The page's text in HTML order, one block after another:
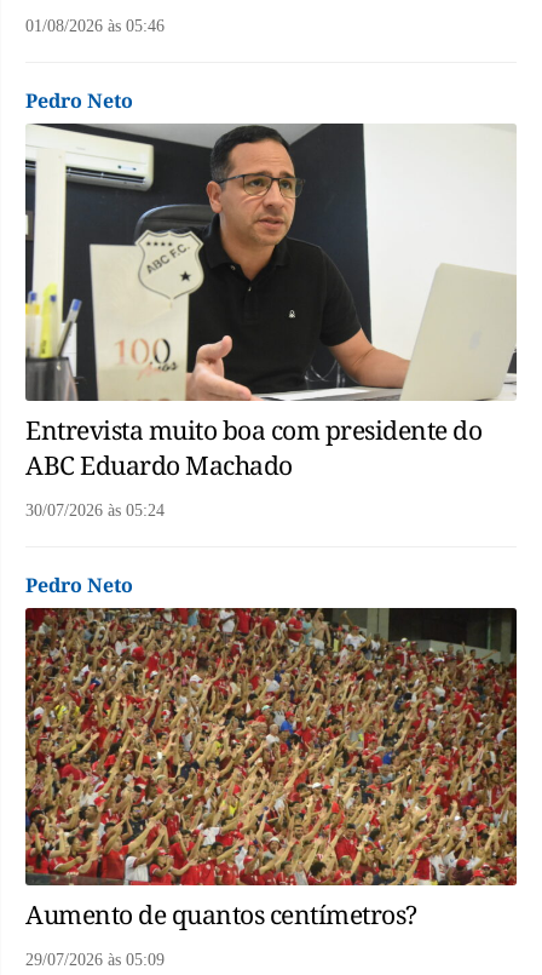
01/08/2026 às 05:46
Pedro Neto
Entrevista muito boa com presidente do
ABC Eduardo Machado
30/07/2026 às 05:24
Pedro Neto
Aumento de quantos centímetros?
29/07/2026 às 05:09